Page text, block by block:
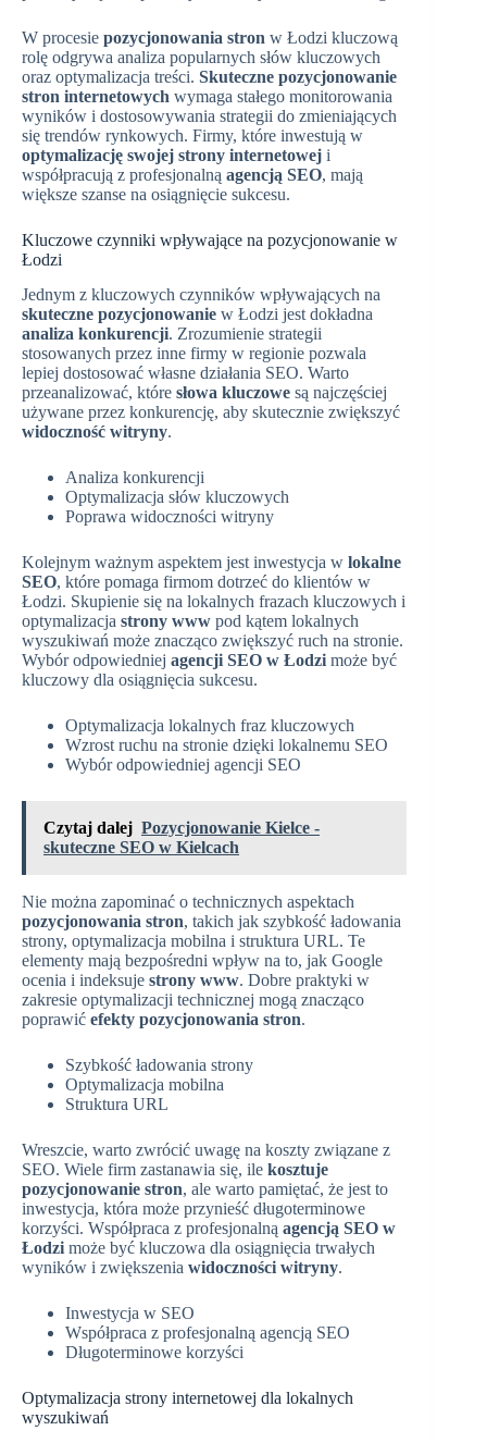
W procesie pozycjonowania stron w Łodzi kluczową
rolę odgrywa analiza popularnych słów kluczowych
oraz optymalizacja treści. Skuteczne pozycjonowanie
stron internetowych wymaga stałego monitorowania
wyników i dostosowywania strategii do zmieniających
się trendów rynkowych. Firmy, które inwestują w
optymalizację swojej strony internetowej i
współpracują z profesjonalną agencją SEO, mają
większe szanse na osiągnięcie sukcesu.
Kluczowe czynniki wpływające na pozycjonowanie w
Łodzi
Jednym z kluczowych czynników wpływających na
skuteczne pozycjonowanie w Łodzi jest dokładna
analiza konkurencji. Zrozumienie strategii
stosowanych przez inne firmy w regionie pozwala
lepiej dostosować własne działania SEO. Warto
przeanalizować, które słowa kluczowe są najczęściej
używane przez konkurencję, aby skutecznie zwiększyć
widoczność witryny.
Analiza konkurencji
Optymalizacja słów kluczowych
Poprawa widoczności witryny
Kolejnym ważnym aspektem jest inwestycja w lokalne
SEO, które pomaga firmom dotrzeć do klientów w
Łodzi. Skupienie się na lokalnych frazach kluczowych i
optymalizacja strony www pod kątem lokalnych
wyszukiwań może znacząco zwiększyć ruch na stronie.
Wybór odpowiedniej agencji SEO w Łodzi może być
kluczowy dla osiągnięcia sukcesu.
Optymalizacja lokalnych fraz kluczowych
Wzrost ruchu na stronie dzięki lokalnemu SEO
Wybór odpowiedniej agencji SEO
Czytaj dalej Pozycjonowanie Kielce -
skuteczne SEO w Kielcach
Nie można zapominać o technicznych aspektach
pozycjonowania stron, takich jak szybkość ładowania
strony, optymalizacja mobilna i struktura URL. Te
elementy mają bezpośredni wpływ na to, jak Google
ocenia i indeksuje strony www. Dobre praktyki w
zakresie optymalizacji technicznej mogą znacząco
poprawić efekty pozycjonowania stron.
Szybkość ładowania strony
Optymalizacja mobilna
Struktura URL
Wreszcie, warto zwrócić uwagę na koszty związane z
SEO. Wiele firm zastanawia się, ile kosztuje
pozycjonowanie stron, ale warto pamiętać, że jest to
inwestycja, która może przynieść długoterminowe
korzyści. Współpraca z profesjonalną agencją SEO w
Łodzi może być kluczowa dla osiągnięcia trwałych
wyników i zwiększenia widoczności witryny.
Inwestycja w SEO
Współpraca z profesjonalną agencją SEO
Długoterminowe korzyści
Optymalizacja strony internetowej dla lokalnych
wyszukiwań